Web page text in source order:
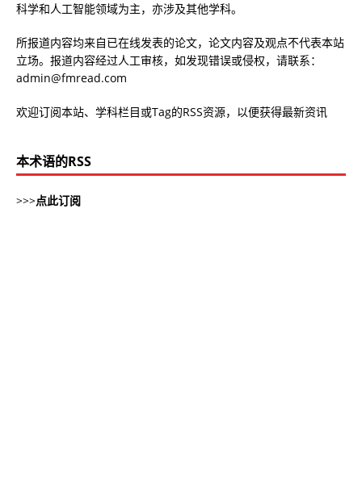
科学和人工智能领域为主，亦涉及其他学科。
所报道内容均来自已在线发表的论文，论文内容及观点不代表本站
立场。报道内容经过人工审核，如发现错误或侵权，请联系：
admin@fmread.com
欢迎订阅本站、学科栏目或Tag的RSS资源，以便获得最新资讯
本术语的RSS
>>>点此订阅